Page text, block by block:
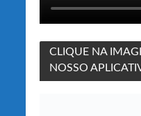
CLIQUE NA
NOSSO